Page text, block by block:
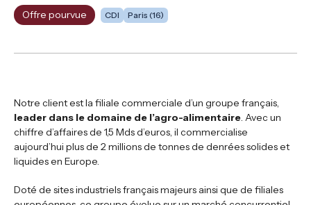
Offre pourvue CDI Paris (16)
Notre client est la filiale commerciale d’un groupe français,
leader dans le domaine de l’agro-alimentaire. Avec un
chiffre d’affaires de 1,5 Mds d’euros, il commercialise
aujourd’hui plus de 2 millions de tonnes de denrées solides et
liquides en Europe.
Doté de sites industriels français majeurs ainsi que de filiales